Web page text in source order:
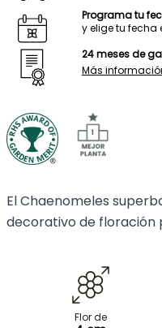
Programa tu
y elige tu fecha
24 meses de
Más
El Chaenomeles
decorativo de floración
Flor de